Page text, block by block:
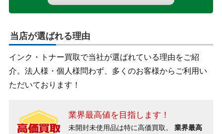
当店が選ばれる理由
インク・トナー買取で当社が選ばれている理由をご紹
介。法人様・個人様問わず、多くのお客様からご利用い
ただいております！
業界最高値を目指します！
未開封未使用品は特に高価買取。 業界最高